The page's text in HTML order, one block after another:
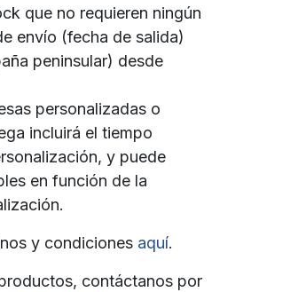
que no requieren ningún
envío (fecha de salida)
peninsular) desde
personalizadas o
incluirá el tiempo
y puede
en función de la
y condiciones aquí.
contáctanos por